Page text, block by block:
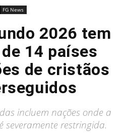
FG News
2026 tem
14 países
de cristãos
incluem nações onde a
severamente restringida.